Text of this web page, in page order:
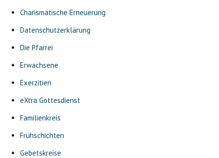
Charismatische Erneuerung
Datenschutzerklärung
Die Pfarrei
Erwachsene
Exerzitien
eXtra Gottesdienst
Familienkreis
Frühschichten
Gebetskreise